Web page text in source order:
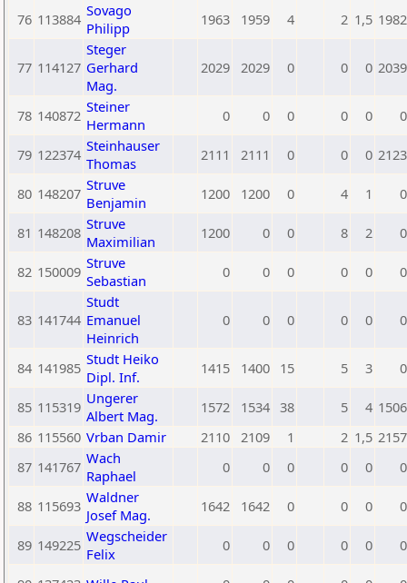
76 113884 Sovago
Philipp
1963 1959 4 2 1,5 1982
77 114127
Steger
Gerhard
Mag.
2029 2029 0 0 0 2039
78 140872 Steiner
Hermann
0 0 0 0 0 0
79 122374 Steinhauser
Thomas
2111 2111 0 0 0 2123
80 148207 Struve
Benjamin
1200 1200 0 4 1 0
81 148208 Struve
Maximilian
1200 0 0 8 2 0
82 150009 Struve
Sebastian
0 0 0 0 0 0
83 141744
Studt
Emanuel
Heinrich
0 0 0 0 0 0
84 141985 Studt Heiko
Dipl. Inf.
1415 1400 15 5 3 0
85 115319 Ungerer
Albert Mag.
1572 1534 38 5 4 1506
86 115560 Vrban Damir 2110 2109 1 2 1,5 2157
87 141767 Wach
Raphael
0 0 0 0 0 0
88 115693 Waldner
Josef Mag.
1642 1642 0 0 0 0
89 149225 Wegscheider
Felix
0 0 0 0 0 0